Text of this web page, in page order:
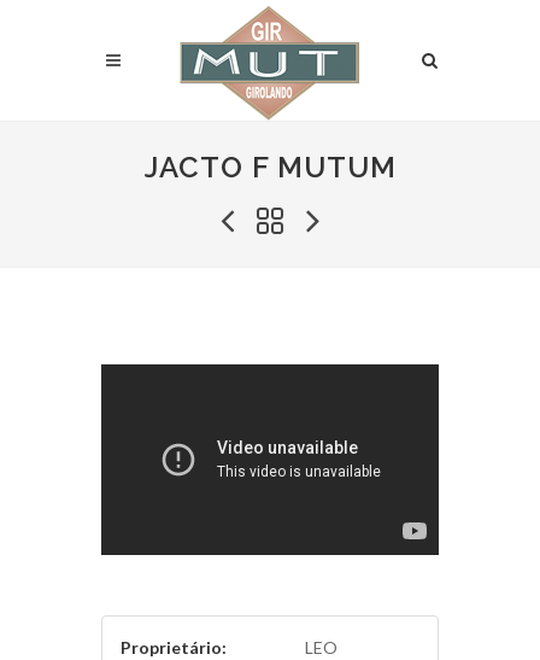
JACTO F MUTUM
Proprietário:
LEO